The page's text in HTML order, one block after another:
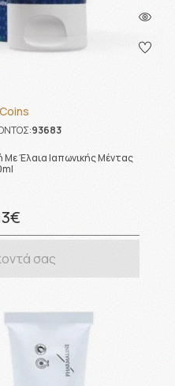
93683
Έλαια Ιαπωνικής Μέντας
σας